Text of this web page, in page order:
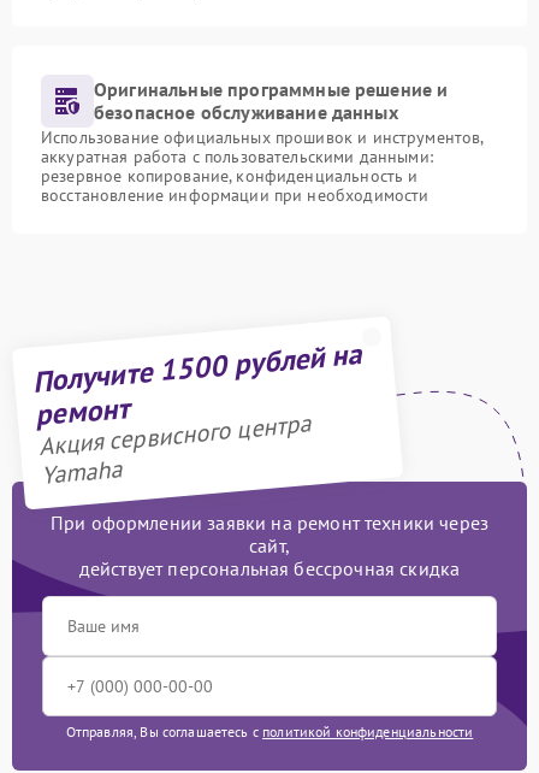
Оригинальные программные решение и
безопасное обслуживание данных
Использование официальных прошивок и инструментов,
аккуратная работа с пользовательскими данными:
резервное копирование, конфиденциальность и
восстановление информации при необходимости
Получите 1500 рублей на
ремонт
Акция сервисного центра
Yamaha
При оформлении заявки на ремонт техники через
сайт,
действует персональная бессрочная скидка
Отправляя, Вы соглашаетесь с политикой конфиденциальности